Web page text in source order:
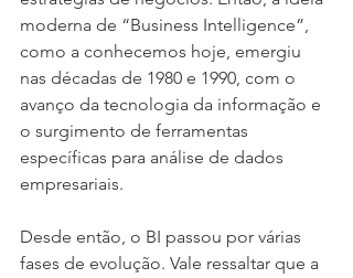
moderna de “Business Intelligence”,
como a conhecemos hoje, emergiu
nas décadas de 1980 e 1990, com o
avanço da tecnologia da informação e
o surgimento de ferramentas
específicas para análise de dados
empresariais.
Desde então, o BI passou por várias
fases de evolução. Vale ressaltar que a